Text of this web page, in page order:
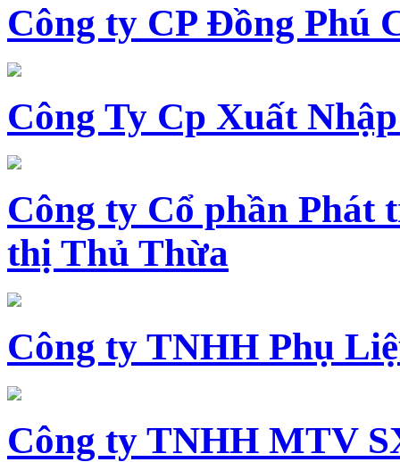
Công ty CP Đồng Phú
Công Ty Cp Xuất
Công ty Cổ phần Phát
thị Thủ Thừa
Công ty TNHH Phụ
Công ty TNHH MTV